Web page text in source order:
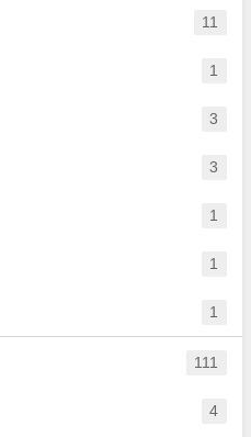
11
1
3
3
1
1
1
111
4